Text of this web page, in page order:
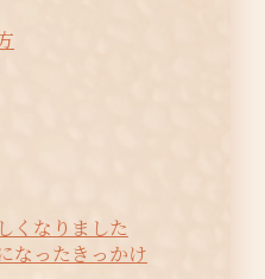
くなりました
なったきっかけ